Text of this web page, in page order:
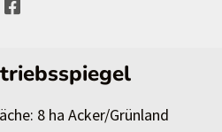
8 ha Acker/Grünland